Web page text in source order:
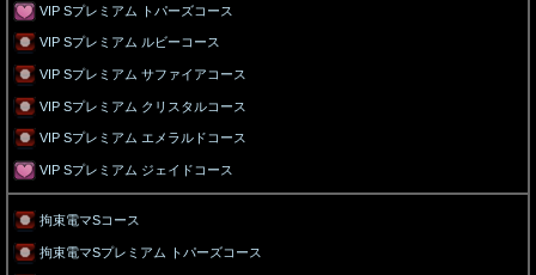
VIP Sプレミアム トパーズコース
VIP Sプレミアム ルビーコース
VIP Sプレミアム サファイアコース
VIP Sプレミアム クリスタルコース
VIP Sプレミアム エメラルドコース
VIP Sプレミアム ジェイドコース
拘束電マSコース
拘束電マSプレミアム トパーズコース